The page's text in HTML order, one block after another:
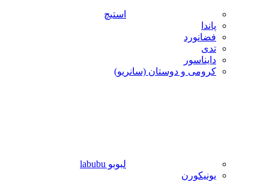
استیچ
پاندا
فضانورد
تدی
دایناسور
کرومی و دوستان (سانریو)
لبوبو labubu
یونیکورن